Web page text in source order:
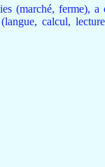
(marché, ferme),
calcul,